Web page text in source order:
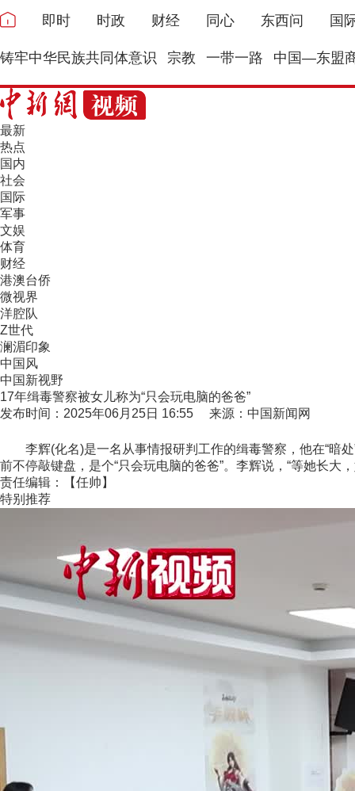
即时 时政 财经 同心 东西问 国
铸牢中华民族共同体意识 宗教 一带一路 中国—东盟
最新
热点
国内
社会
国际
军事
文娱
体育
财经
港澳台侨
微视界
洋腔队
Z世代
澜湄印象
中国风
中国新视野
17年缉毒警察被女儿称为“只会玩电脑的爸爸”
发布时间：2025年06月25日 16:55 来源：中国新闻网
李辉(化名)是一名从事情报研判工作的缉毒警察，他在“暗处
前不停敲键盘，是个“只会玩电脑的爸爸”。李辉说，“等她长
责任编辑：【任帅】
特别推荐